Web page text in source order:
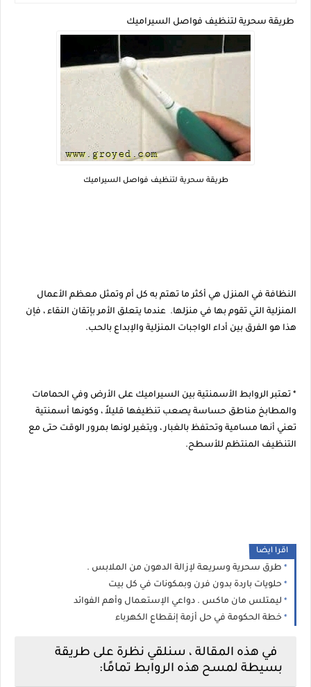
طريقة سحرية لتنظيف فواصل السيراميك
طريقة سحرية لتنظيف فواصل السيراميك
النظافة في المنزل هي أكثر ما تهتم به كل أم وتمثل معظم الأعمال
المنزلية التي تقوم بها في منزلها. عندما يتعلق الأمر بإتقان النقاء ، فإن
هذا هو الفرق بين أداء الواجبات المنزلية والإبداع بالحب.
* تعتبر الروابط الأسمنتية بين السيراميك على الأرض وفي الحمامات
والمطابخ مناطق حساسة يصعب تنظيفها قليلاً ، وكونها أسمنتية
تعني أنها مسامية وتحتفظ بالغبار ، ويتغير لونها بمرور الوقت حتى مع
التنظيف المنتظم للأسطح.
اقرا ايضا
طرق سحرية وسريعة لإزالة الدهون من الملابس .
حلويات باردة بدون فرن وبمكونات في كل بيت
ليمتلس مان ماكس . دواعي الإستعمال وأهم الفوائد
خطة الحكومة في حل أزمة إنقطاع الكهرباء
في هذه المقالة ، سنلقي نظرة على طريقة
بسيطة لمسح هذه الروابط تمامًا: